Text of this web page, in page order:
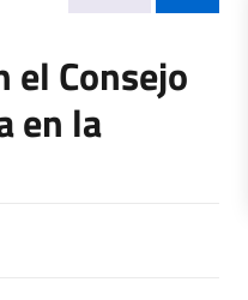
Consejo
en la